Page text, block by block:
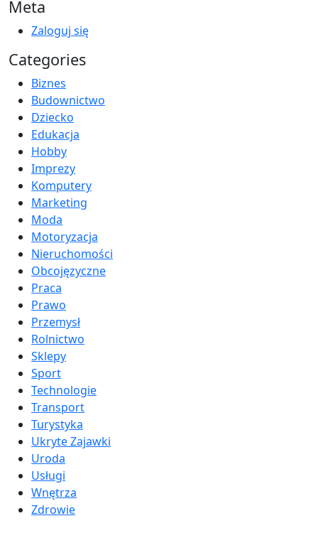
Meta
Zaloguj się
Categories
Biznes
Budownictwo
Dziecko
Edukacja
Hobby
Imprezy
Komputery
Marketing
Moda
Motoryzacja
Nieruchomości
Obcojęzyczne
Praca
Prawo
Przemysł
Rolnictwo
Sklepy
Sport
Technologie
Transport
Turystyka
Ukryte Zajawki
Uroda
Usługi
Wnętrza
Zdrowie